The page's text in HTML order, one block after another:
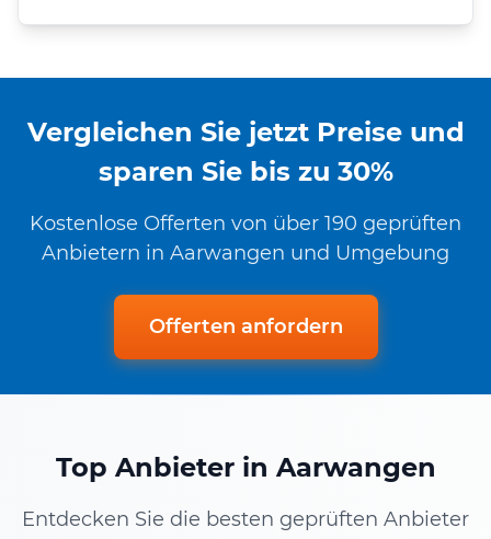
Vergleichen Sie jetzt Preise und
sparen Sie bis zu 30%
Kostenlose Offerten von über 190 geprüften
Anbietern in Aarwangen und Umgebung
Offerten anfordern
Top Anbieter in Aarwangen
Entdecken Sie die besten geprüften Anbieter